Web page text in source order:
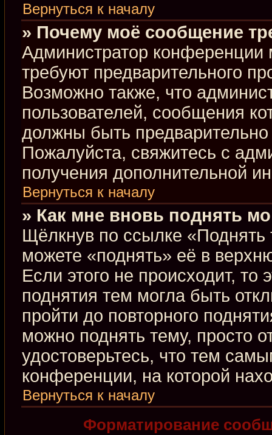
Вернуться к началу
» Почему моё сообщение
Администратор
требуют предварительного
Возможно также, что
пользователей, сообщения
должны быть
Пожалуйста, свяжитесь с
получения дополнительной
Вернуться к началу
» Как мне вновь поднять
Щёлкнув по ссылке
можете «поднять» её в
Если этого не происходит, то
поднятия тем могла быть
пройти до повторного
можно поднять тему, просто
удостоверьтесь, что тем
конференции, на которой
Вернуться к началу
Форматирование